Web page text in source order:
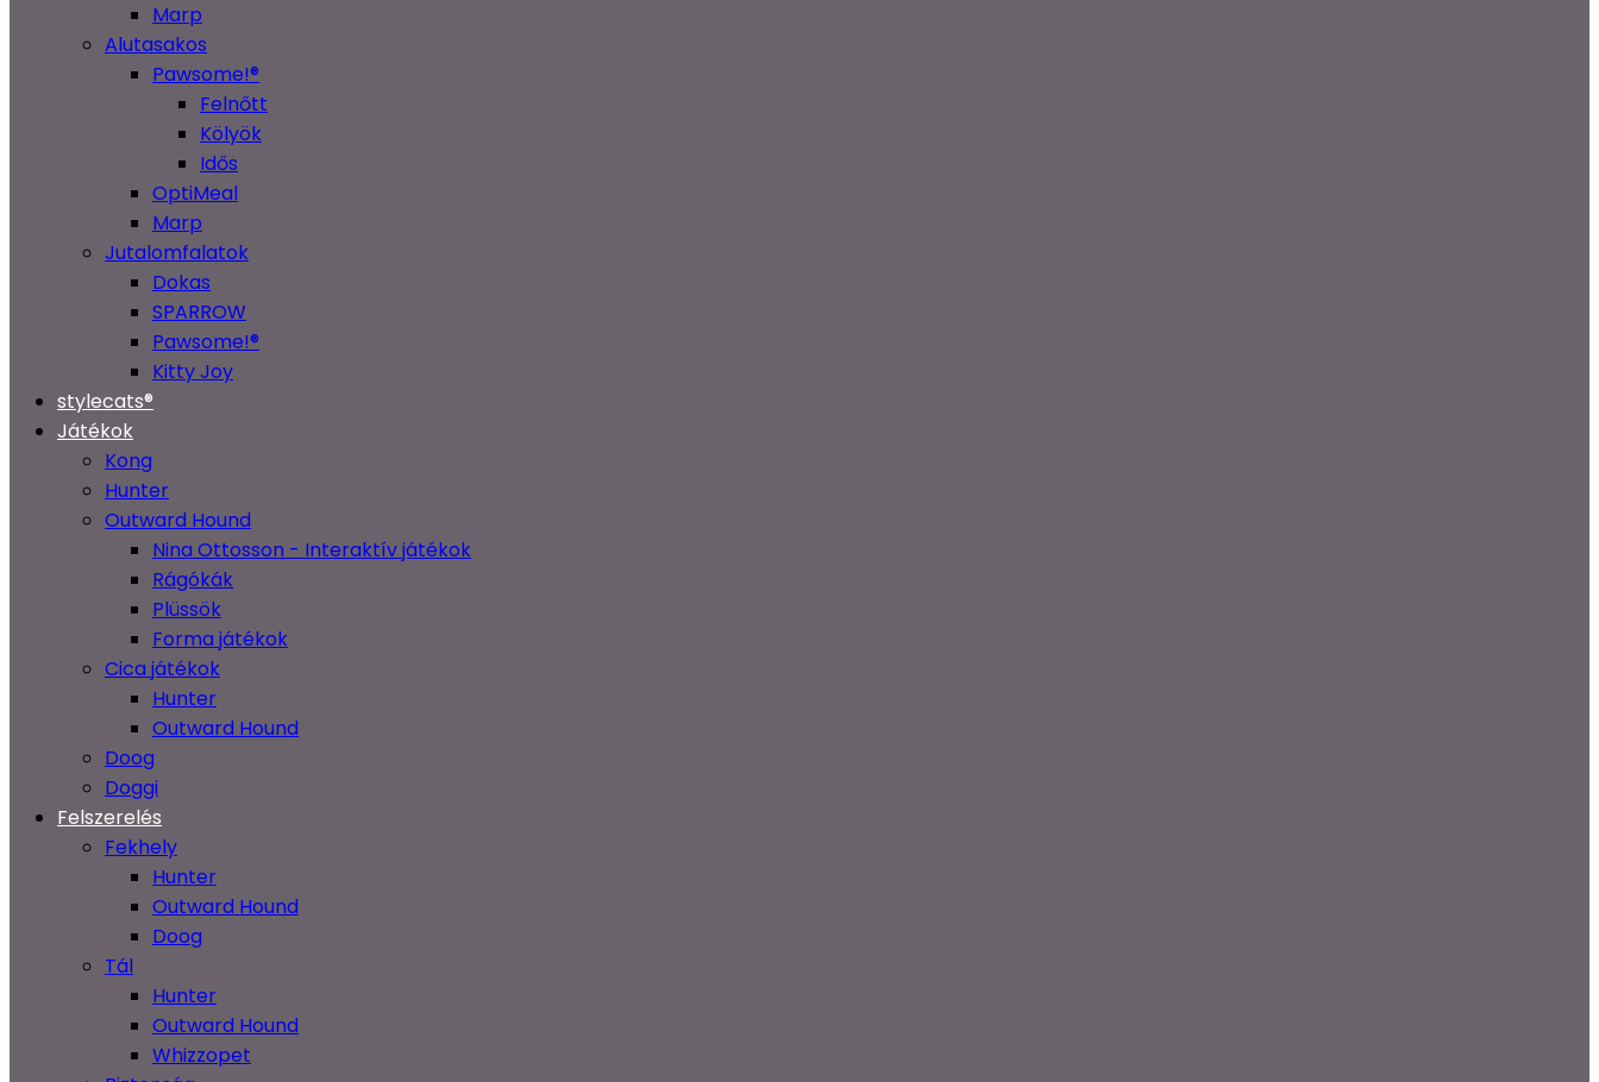
Marp
Alutasakos
Pawsome!®
Felnőtt
Kölyök
Idős
OptiMeal
Marp
Jutalomfalatok
Dokas
SPARROW
Pawsome!®
Kitty Joy
stylecats®
Játékok
Kong
Hunter
Outward Hound
Nina Ottosson - Interaktív játékok
Rágókák
Plüssök
Forma játékok
Cica játékok
Hunter
Outward Hound
Doog
Doggi
Felszerelés
Fekhely
Hunter
Outward Hound
Doog
Tál
Hunter
Outward Hound
Whizzopet